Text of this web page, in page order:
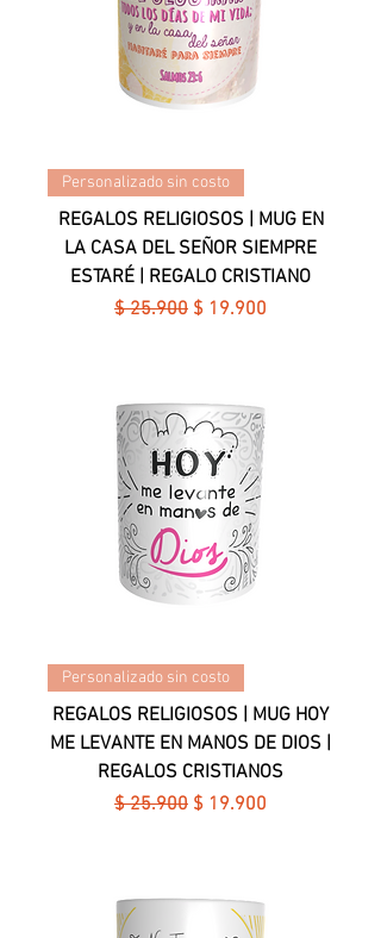
Personalizado sin costo
REGALOS RELIGIOSOS | MUG EN
LA CASA DEL SEÑOR SIEMPRE
ESTARÉ | REGALO CRISTIANO
Precio
$ 25.900 Precio de oferta
$ 19.900
Personalizado sin costo
REGALOS RELIGIOSOS | MUG HOY
ME LEVANTE EN MANOS DE DIOS |
REGALOS CRISTIANOS
Precio
$ 25.900 Precio de oferta
$ 19.900